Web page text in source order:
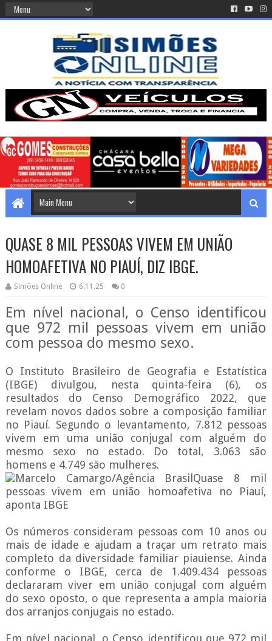
QUASE 8 MIL PESSOAS VIVEM EM UNIÃO
HOMOAFETIVA NO PIAUÍ, DIZ IBGE.
Simões Online 6.11.25 0
Em nível nacional, o Censo identificou
que 972 mil pessoas vivem em união
com pessoa do mesmo sexo.
O Instituto Brasileiro de Geografia e Estatística
(IBGE) divulgou, nesta quinta-feira (6), os
resultados do Censo Demográfico 2022, que
revelam novos dados sobre a composição familiar
no Piauí. Segundo o levantamento, 7.812 pessoas
vivem em uma união conjugal com alguém do
mesmo sexo no estado. Do total, 3.063 são
homens e 4.749 são mulheres.
Marcelo Camargo/Agência BrasilQuase 8 mil
pessoas vivem em união homoafetiva no Piauí,
aponta IBGE
Os números consideram pessoas com 10 anos ou
mais de idade e ajudam a traçar um retrato mais
completo da diversidade familiar piauiense. Ainda
conforme o IBGE, cerca de 1.409.434 pessoas
declararam viver em união conjugal com alguém
do sexo oposto, o que representa a ampla maioria
dos arranjos conjugais no estado.
Em nível nacional, o Censo identificou que 972 mil